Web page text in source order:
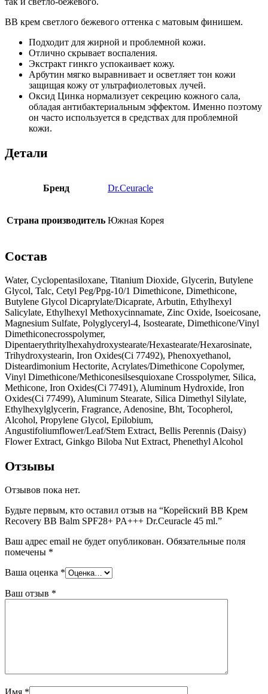
BB крем светлого бежевого оттенка с матовым финишем.
Подходит для жирной и проблемной кожи.
Отлично скрывает воспаления.
Экстракт гинкго успокаивает кожу.
Арбутин мягко выравнивает и осветляет тон кожи
защищая кожу от ультрафиолетовых лучей.
Оксид Цинка нормализует секрецию кожного сала,
обладая антибактериальным эффектом. Именно поэтому
он часто используется в средствах для проблемной
кожи.
Детали
Бренд Dr.Ceuracle
Страна производитель Южная Корея
Состав
Water, Cyclopentasiloxane, Titanium Dioxide, Glycerin, Butylene
Glycol, Talc, Cetyl Peg/Ppg-10/1 Dimethicone, Dimethicone,
Butylene Glycol Dicaprylate/Dicaprate, Arbutin, Ethylhexyl
Salicylate, Ethylhexyl Methoxycinnamate, Zinc Oxide, Isoeicosane,
Magnesium Sulfate, Polyglyceryl-4, Isostearate, Dimethicone/Vinyl
Dimethiconecrosspolymer,
Dipentaerythritylhexahydroxystearate/Hexastearate/Hexarosinate,
Trihydroxystearin, Iron Oxides(Ci 77492), Phenoxyethanol,
Disteardimonium Hectorite, Acrylates/Dimethicone Copolymer,
Vinyl Dimethicone/Methiconesilsesquioxane Crosspolymer, Silica,
Methicone, Iron Oxides(Ci 77491), Aluminum Hydroxide, Iron
Oxides(Ci 77499), Aluminum Stearate, Silica Dimethyl Silylate,
Ethylhexylglycerin, Fragrance, Adenosine, Bht, Tocopherol,
Alcohol, Propylene Glycol, Epilobium,
Angustifoliumflower/Leaf/Stem Extract, Bellis Perennis (Daisy)
Flower Extract, Ginkgo Biloba Nut Extract, Phenethyl Alcohol
Отзывы
Отзывов пока нет.
Будьте первым, кто оставил отзыв на “Корейский BB Крем
Recovery BB Balm SPF28+ PA+++ Dr.Ceuracle 45 ml.”
Ваш адрес email не будет опубликован. Обязательные поля
помечены *
Ваша оценка *
Ваш отзыв *